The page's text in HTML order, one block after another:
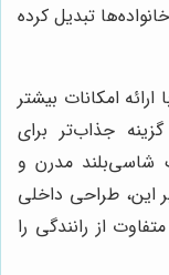
تبدیل کرده
فونیکس تیگو 8 پرو با ارائه امکانات بیشتر
جذاب‌تر برای
شاسی‌بلند مدرن و
این، طراحی داخلی
تجربه‌ای متفاوت از رانندگی را